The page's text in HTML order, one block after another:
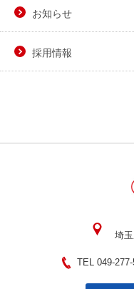
お知らせ
採用情報
埼
TEL 049-